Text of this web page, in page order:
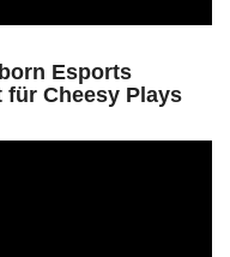
Esports
Cheesy Plays